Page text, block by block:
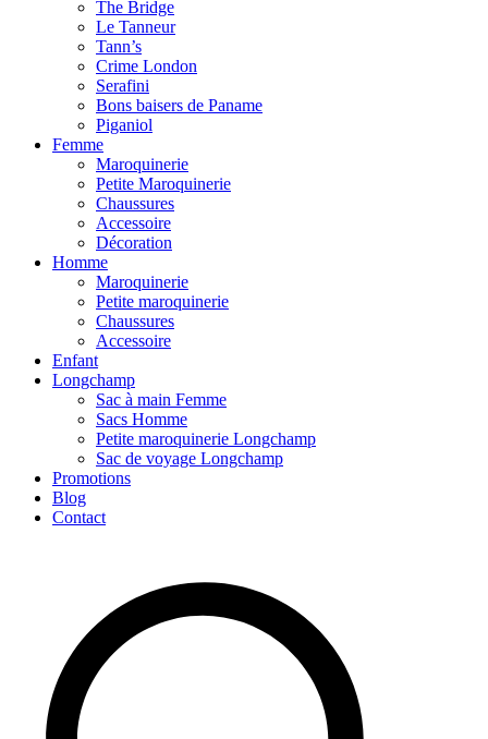
The Bridge
Le Tanneur
Tann’s
Crime London
Serafini
Bons baisers de Paname
Piganiol
Femme
Maroquinerie
Petite Maroquinerie
Chaussures
Accessoire
Décoration
Homme
Maroquinerie
Petite maroquinerie
Chaussures
Accessoire
Enfant
Longchamp
Sac à main Femme
Sacs Homme
Petite maroquinerie Longchamp
Sac de voyage Longchamp
Promotions
Blog
Contact